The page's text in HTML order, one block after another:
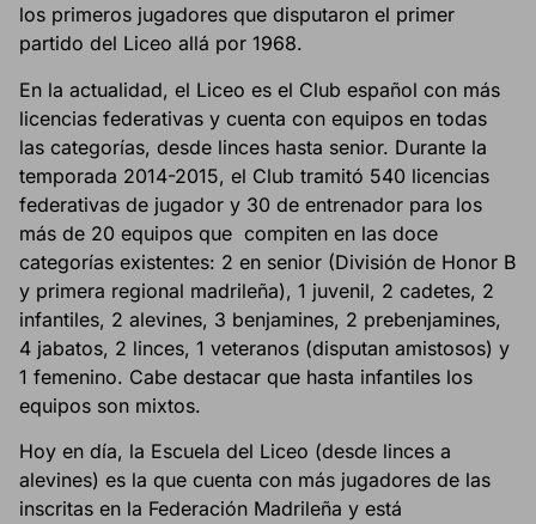
los primeros jugadores que disputaron el primer
partido del Liceo allá por 1968.
En la actualidad, el Liceo es el Club español con más
licencias federativas y cuenta con equipos en todas
las categorías, desde linces hasta senior. Durante la
temporada 2014-2015, el Club tramitó 540 licencias
federativas de jugador y 30 de entrenador para los
más de 20 equipos que compiten en las doce
categorías existentes: 2 en senior (División de Honor B
y primera regional madrileña), 1 juvenil, 2 cadetes, 2
infantiles, 2 alevines, 3 benjamines, 2 prebenjamines,
4 jabatos, 2 linces, 1 veteranos (disputan amistosos) y
1 femenino. Cabe destacar que hasta infantiles los
equipos son mixtos.
Hoy en día, la Escuela del Liceo (desde linces a
alevines) es la que cuenta con más jugadores de las
inscritas en la Federación Madrileña y está